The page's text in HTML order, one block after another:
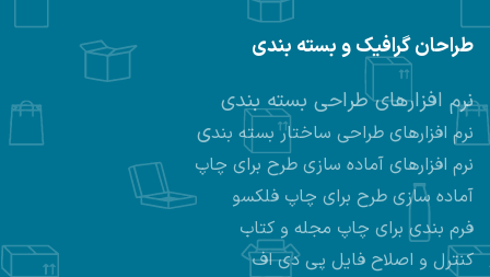
طراحان گرافیک و بسته بندی
نرم افزارهای طراحی بسته بندی
نرم افزارهای طراحی ساختار بسته بندی
نرم افزارهای آماده سازی طرح برای چاپ
آماده سازی طرح برای چاپ فلکسو
فرم بندی برای چاپ مجله و کتاب
کنترل و اصلاح فایل پی دی اف